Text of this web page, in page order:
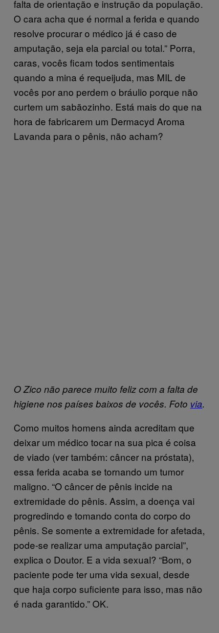
falta de orientação e instrução da população.
O cara acha que é normal a ferida e quando
resolve procurar o médico já é caso de
amputação, seja ela parcial ou total.” Porra,
caras, vocês ficam todos sentimentais
quando a mina é requeijuda, mas MIL de
vocês por ano perdem o bráulio porque não
curtem um sabãozinho. Está mais do que na
hora de fabricarem um Dermacyd Aroma
Lavanda para o pênis, não acham?
O Zico não parece muito feliz com a falta de
higiene nos países baixos de vocês. Foto via.
Como muitos homens ainda acreditam que
deixar um médico tocar na sua pica é coisa
de viado (ver também: câncer na próstata),
essa ferida acaba se tornando um tumor
maligno. “O câncer de pênis incide na
extremidade do pênis. Assim, a doença vai
progredindo e tomando conta do corpo do
pênis. Se somente a extremidade for afetada,
pode-se realizar uma amputação parcial”,
explica o Doutor. E a vida sexual? “Bom, o
paciente pode ter uma vida sexual, desde
que haja corpo suficiente para isso, mas não
é nada garantido.” OK.